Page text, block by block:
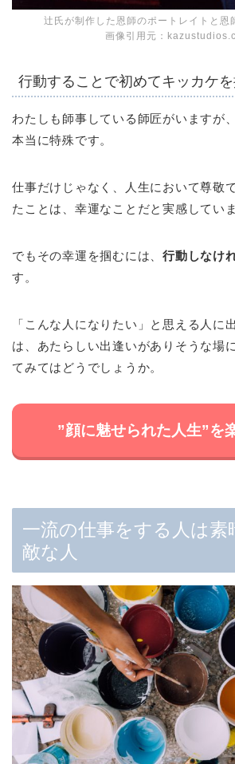
辻氏が制作した恩師のポートレイトと恩
画像引用元：
行動することで初めてキッカケ
わたしも師事している師匠がいますが
本当に特殊です。
仕事だけじゃなく、人生において尊敬
たことは、幸運なことだと実感していま
でもその幸運を掴むには、行動しなけ
す。
「こんな人になりたい」と思える人に
は、あたらしい出逢いがありそうな場
てみてはどうでしょうか。
”顔に魅せられた人生”を
一流の仕事をする人は素
敵な人